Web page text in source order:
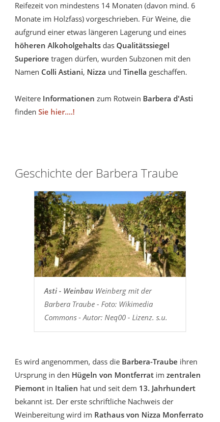
Reifezeit von mindestens 14 Monaten (davon mind. 6
Monate im Holzfass) vorgeschrieben. Für Weine, die
aufgrund einer etwas längeren Lagerung und eines
höheren Alkoholgehalts das Qualitätssiegel
Superiore tragen dürfen, wurden Subzonen mit den
Namen Colli Astiani, Nizza und Tinella geschaffen.
Weitere Informationen zum Rotwein Barbera d'Asti
finden Sie hier....!
Geschichte der Barbera Traube
Asti - WeinbauWeinberg mit der
Barbera Traube - Foto: Wikimedia
Commons - Autor: Neq00 - Lizenz. s.u.
Es wird angenommen, dass die Barbera-Traube ihren
Ursprung in den Hügeln von Montferrat im zentralen
Piemont in Italien hat und seit dem 13. Jahrhundert
bekannt ist. Der erste schriftliche Nachweis der
Weinbereitung wird im Rathaus von Nizza Monferrato